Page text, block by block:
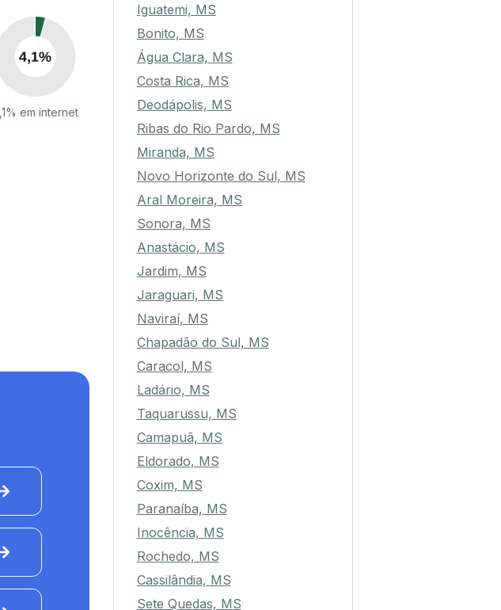
em internet
Iguatemi, MS
Bonito, MS
Água Clara, MS
Costa Rica, MS
Deodápolis, MS
Ribas do Rio Pardo, MS
Miranda, MS
Novo Horizonte do Sul, MS
Aral Moreira, MS
Sonora, MS
Anastácio, MS
Jardim, MS
Jaraguari, MS
Naviraí, MS
Chapadão do Sul, MS
Caracol, MS
Ladário, MS
Taquarussu, MS
Camapuã, MS
Eldorado, MS
Coxim, MS
Paranaíba, MS
Inocência, MS
Rochedo, MS
Cassilândia, MS
Sete Quedas, MS